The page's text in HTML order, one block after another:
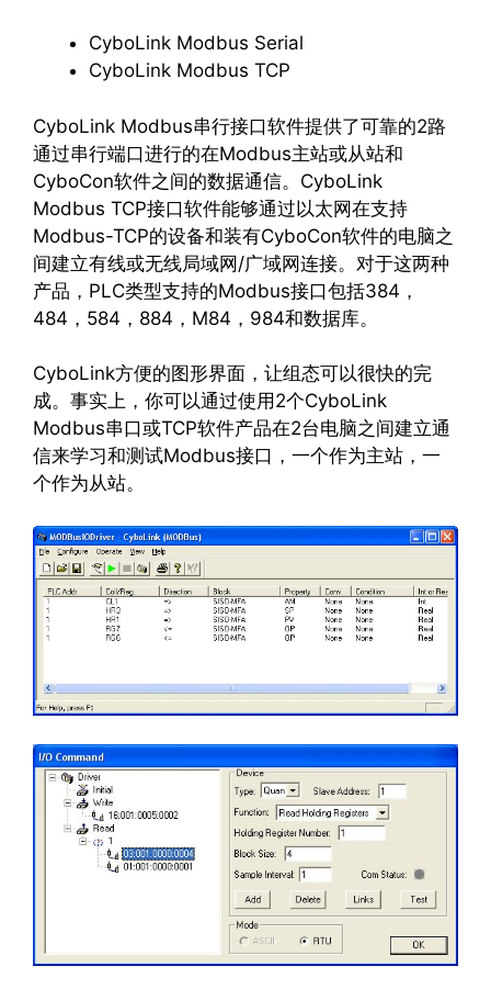
CyboLink Modbus Serial
CyboLink Modbus TCP
CyboLink Modbus串行接口软件提供了可靠的2路
通过串行端口进行的在Modbus主站或从站和
CyboCon软件之间的数据通信。CyboLink
Modbus TCP接口软件能够通过以太网在支持
Modbus-TCP的设备和装有CyboCon软件的电脑之
间建立有线或无线局域网/广域网连接。对于这两种
产品，PLC类型支持的Modbus接口包括384，
484，584，884，M84，984和数据库。
CyboLink方便的图形界面，让组态可以很快的完
成。事实上，你可以通过使用2个CyboLink
Modbus串口或TCP软件产品在2台电脑之间建立通
信来学习和测试Modbus接口，一个作为主站，一
个作为从站。